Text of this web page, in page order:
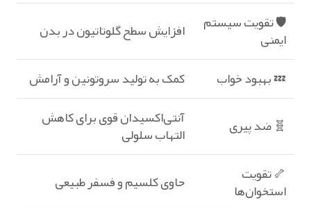
🛡️ تقویت سیستم
ایمنی
افزایش سطح گلوتاتیون در بدن
💤 بهبود خواب
کمک به تولید سروتونین و آرامش
🧬 ضد پیری
آنتی‌اکسیدان قوی برای کاهش
التهاب سلولی
🦴 تقویت
استخوان‌ها
حاوی کلسیم و فسفر طبیعی